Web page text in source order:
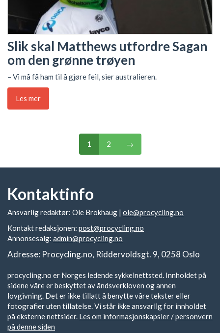
Slik skal Matthews utfordre Sagan
om den grønne trøyen
– Vi må få ham til å gjøre feil, sier australieren.
Les mer
1 2 →
Kontaktinfo
Ansvarlig redaktør: Ole Brokhaug | ole@procycling.no
Kontakt redaksjonen: post@procycling.no
Annonsesalg: admin@procycling.no
Adresse: Procycling.no, Riddervoldsgt. 9, 0258 Oslo
procycling.no er Norges ledende sykkelnettsted. Innholdet på
sidene våre er beskyttet av åndsverkloven og annen
lovgivning. Det er ikke tillatt å benytte våre tekster eller
fotografier uten tillatelse. Vi står ikke ansvarlig for innholdet
på eksterne nettsider. Les om informasjonskapsler / personvern
på denne siden